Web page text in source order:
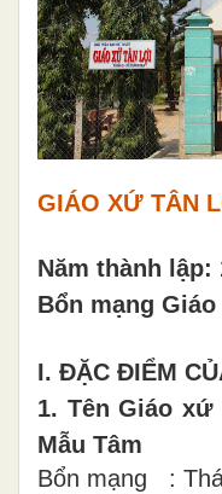
GIÁO XỨ TÂN
Năm thành lập:
Bổn mạng
I. ĐẶC ĐIỂM
1. Tên Giáo
Mẫu Tâm
Bổn mạng :